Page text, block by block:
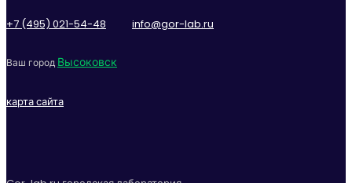
+7 (495) 021-54-48 info@gor-lab.ru
Ваш город Высоковск
карта сайта